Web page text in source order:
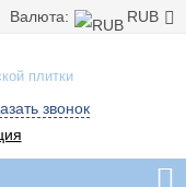
Валюта: RUB
плитки
звонок